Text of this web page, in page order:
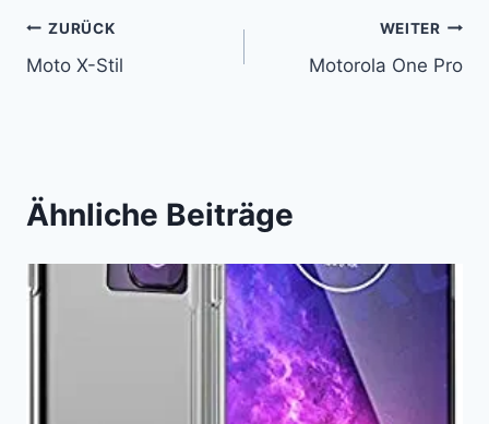
Beitragsnavigation
ZURÜCK
Moto X-Stil
WEITER
Motorola One Pro
Ähnliche Beiträge